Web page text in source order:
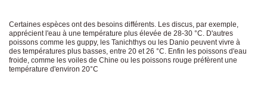
Certaines espèces ont des besoins différents. Les discus, par exemple,
apprécient l'eau à une température plus élevée de 28-30 °C. D'autres
poissons comme les guppy, les Tanichthys ou les Danio peuvent vivre à
des températures plus basses, entre 20 et 26 °C. Enfin les poissons d'eau
froide, comme les voiles de Chine ou les poissons rouge préfèrent une
température d'environ 20°C